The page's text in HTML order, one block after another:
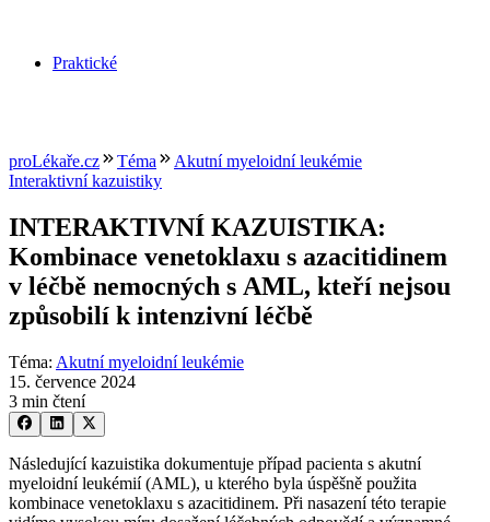
Praktické
proLékaře.cz Téma
Akutní myeloidní leukémie
Interaktivní kazuistiky
INTERAKTIVNÍ KAZUISTIKA:
Kombinace venetoklaxu s azacitidinem
v léčbě nemocných s AML, kteří nejsou
způsobilí k intenzivní léčbě
Téma: Akutní myeloidní leukémie
15. července 2024
3 min čtení
Následující kazuistika dokumentuje případ pacienta s akutní
myeloidní leukémií (AML), u kterého byla úspěšně použita
kombinace venetoklaxu s azacitidinem. Při nasazení této terapie